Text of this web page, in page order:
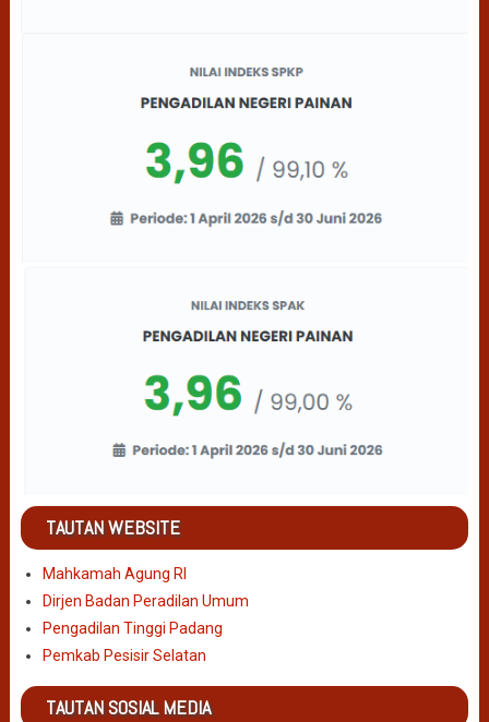
TAUTAN WEBSITE
Mahkamah Agung RI
Dirjen Badan Peradilan Umum
Pengadilan Tinggi Padang
Pemkab Pesisir Selatan
TAUTAN SOSIAL MEDIA